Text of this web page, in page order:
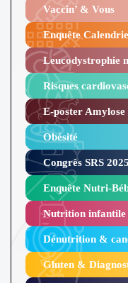
Vaccin’ & Vous
Enquête
Leucodystrophie
Risques
E-poster Amylose
Obésité ​
Congrès SRS 2025 ​
Enquête Nutri-
Nutrition infantile
Dénutrition &
Gluten &